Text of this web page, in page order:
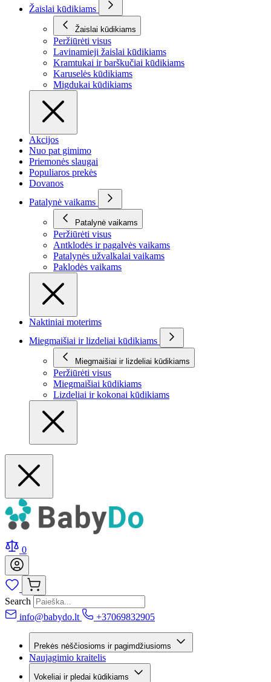
Žaislai kūdikiams
Žaislai kūdikiams
Peržiūrėti visus
Lavinamieji žaislai kūdikiams
Kramtukai ir barškučiai kūdikiams
Karuselės kūdikiams
Migdukai kūdikiams
Akcijos
Nuo pat gimimo
Priemonės slaugai
Populiaros prekės
Dovanos
Patalynė vaikams
Patalynė vaikams
Peržiūrėti visus
Antklodės ir pagalvės vaikams
Patalynės užvalkalai vaikams
Paklodės vaikams
Naktiniai moterims
Miegmaišiai ir lizdeliai kūdikiams
Miegmaišiai ir lizdeliai kūdikiams
Peržiūrėti visus
Miegmaišiai kūdikiams
Lizdeliai ir kokonai kūdikiams
0
Search
info@babydo.lt
+37069832905
Prekės nėščiosioms ir pagimdžiusioms
Naujagimio kraitelis
Vokeliai ir pledai kūdikiams